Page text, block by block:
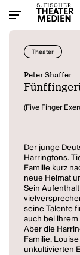
Theater
Peter Shaffer
(Five Finger
Der junge
Harringtons.
Familie kurz
neue Heimat
Sein
seine Talente
auch bei
Aber die
Familie.
unkultivierten